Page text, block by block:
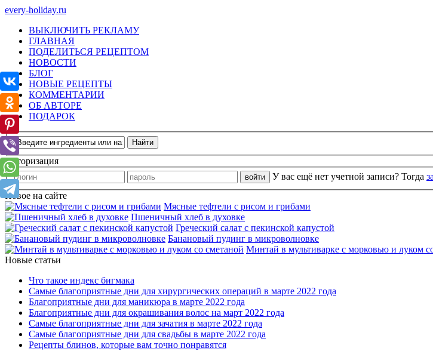
every-holiday.ru
ВЫКЛЮЧИТЬ РЕКЛАМУ
ГЛАВНАЯ
ПОДЕЛИТЬСЯ РЕЦЕПТОМ
НОВОСТИ
БЛОГ
НОВЫЕ РЕЦЕПТЫ
КОММЕНТАРИИ
ОБ АВТОРЕ
ПОДАРОК
Авторизация
У вас ещё нет учетной записи? Тогда
Новое на сайте
Мясные тефтели с рисом и грибами
Пшеничный хлеб в духовке
Греческий салат с пекинской капустой
Банановый пудинг в микроволновке
Минтай в мультиварке с морковью и луком
Новые статьи
Что такое индекс бигмака
Самые благоприятные дни для хирургических операций в марте 2022 года
Благоприятные дни для маникюра в марте 2022 года
Благоприятные дни для окрашивания волос на март 2022 года
Самые благоприятные дни для зачатия в марте 2022 года
Самые благоприятные дни для свадьбы в марте 2022 года
Рецепты блинов, которые вам точно понравятся